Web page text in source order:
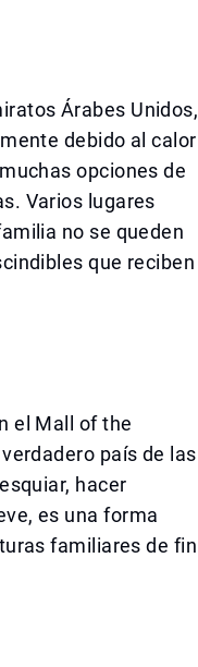
Árabes Unidos,
debido al calor
opciones de
Varios lugares
no se queden
que reciben
el Mall of the
país de las
hacer
es una forma
familiares de fin